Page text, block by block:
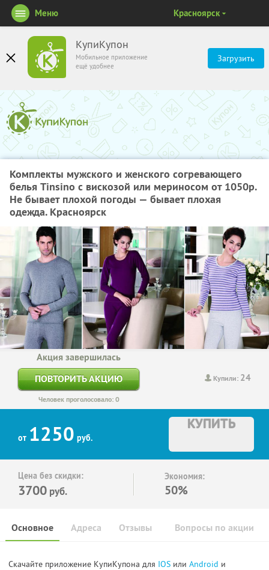
КупиКупон
Мобильное приложение
ещё удобнее
Загрузить
Меню Красноярск
Комплекты мужского и женского согревающего
белья Tinsino с вискозой или мериносом от 1050р.
Не бывает плохой погоды — бывает плохая
одежда. Красноярск
Купили: 24
Акция завершилась
ПОВТОРИТЬ АКЦИЮ
Человек проголосовало: 0
от 1250 руб.
КУПИТЬ
Цена без скидки:
3700 руб.
Экономия:
50%
Основное Отзывы Вопросы по акции
Адреса
Скачайте приложение КупиКупона для IOS или Android и